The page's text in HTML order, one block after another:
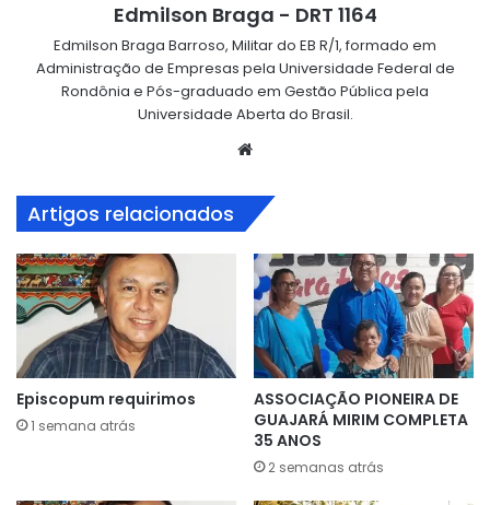
Edmilson Braga - DRT 1164
Edmilson Braga Barroso, Militar do EB R/1, formado em
Administração de Empresas pela Universidade Federal de
Rondônia e Pós-graduado em Gestão Pública pela
Universidade Aberta do Brasil.
Artigos relacionados
Episcopum requirimos
1 semana atrás
ASSOCIAÇÃO PIONEIRA DE
GUAJARÁ MIRIM COMPLETA
35 ANOS
2 semanas atrás